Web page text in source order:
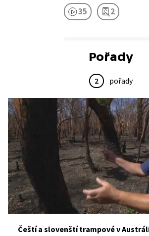
35 2
Pořady
2 pořady
Čeští a slovenští trampové v